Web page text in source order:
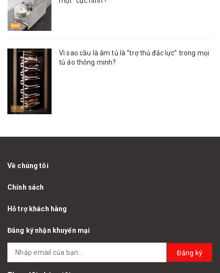
Vì sao cầu là âm tủ là “trợ thủ đắc lực” trong mọi
tủ áo thông minh?
Về chúng tôi
Chính sách
Hỗ trợ khách hàng
Đăng ký nhận khuyến mại
Đăng ký